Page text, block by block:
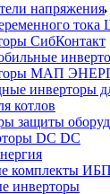
напряжения
тока
СибКонтакт
МАП
инверторы
котлов
защиты
DC DC
комплекты
инверторы